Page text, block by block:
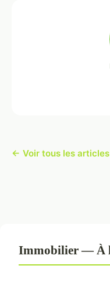
← Voir tous les
Immobilier — À